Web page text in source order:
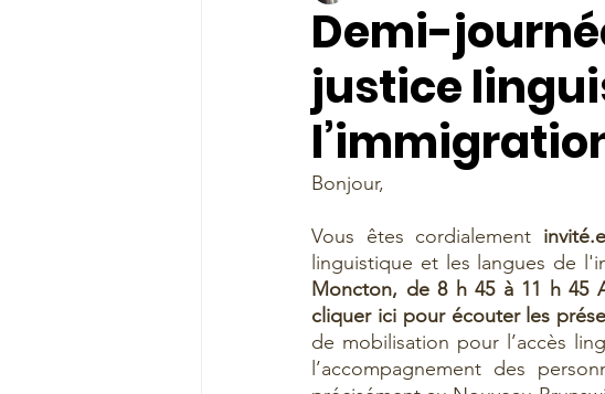
Demi-
justice
Bonjour,
Vous êtes cordialement
linguistique et les langues de
Moncton, de 8 h 45 à 11 h 45
cliquer ici pour écouter les
de mobilisation pour l’accès
l’accompagnement des